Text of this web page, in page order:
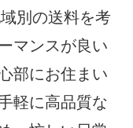
別の送料を考
マンスが良い
部にお住まい
軽に高品質な